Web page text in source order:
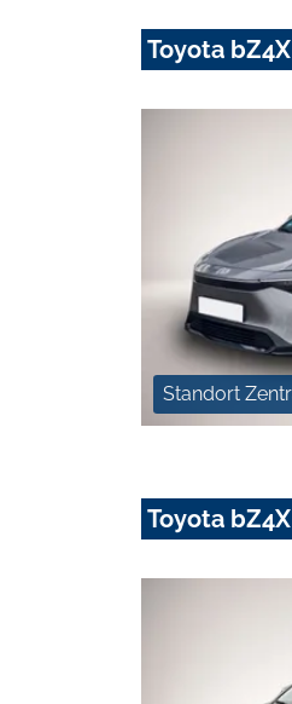
Toyota
Standort
Toyota